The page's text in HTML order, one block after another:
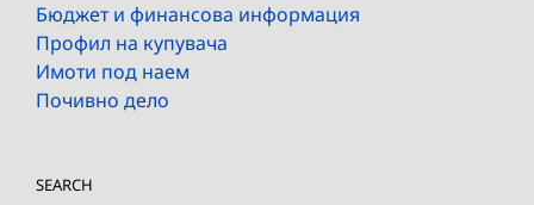
Бюджет и финансова информация
Профил на купувача
Имоти под наем
Почивно дело
SEARCH